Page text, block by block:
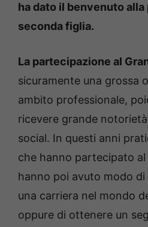
ha dato il benvenuto
seconda figlia.
La partecipazione al
sicuramente una grossa
ambito professionale,
ricevere grande
social. In questi anni
che hanno partecipato al
hanno poi avuto modo
una carriera nel mondo
oppure di ottenere un